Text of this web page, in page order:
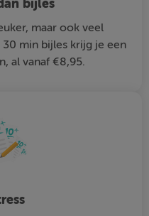
bijles
maar ook veel
min bijles krijg je een
al vanaf €8,95.